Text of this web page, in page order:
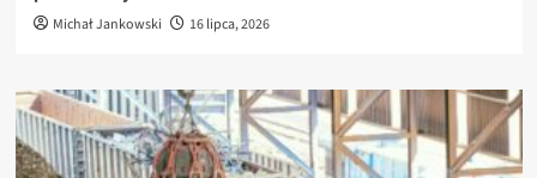
Michał Jankowski 16 lipca, 2026